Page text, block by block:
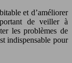
et d’améliorer
de veiller à
les problèmes de
indispensable pour